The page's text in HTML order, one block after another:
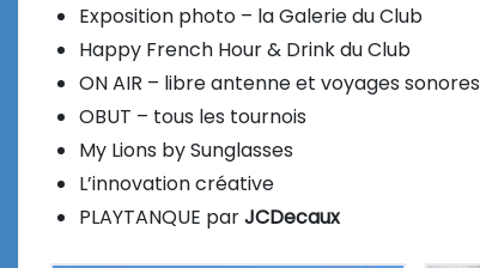
Exposition photo – la Galerie du Club
Happy French Hour & Drink du Club
ON AIR – libre antenne et voyages sonores
OBUT – tous les tournois
My Lions by Sunglasses
L’innovation créative
PLAYTANQUE parJCDecaux